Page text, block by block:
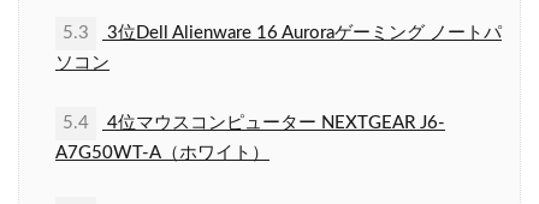
5.3
3位Dell Alienware 16 Auroraゲーミング ノートパ
ソコン
5.4
4位マウスコンピューター NEXTGEAR J6-
A7G50WT-A（ホワイト）